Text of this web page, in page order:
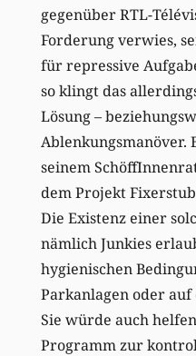
gegenüber RTL-
Forderung verwies,
für repressive
so klingt das
Lösung –
Ablenkungsmanöver.
seinem
dem Projekt
Die Existenz einer
nämlich Junkies
hygienischen
Parkanlagen oder auf
Sie würde auch
Programm zur